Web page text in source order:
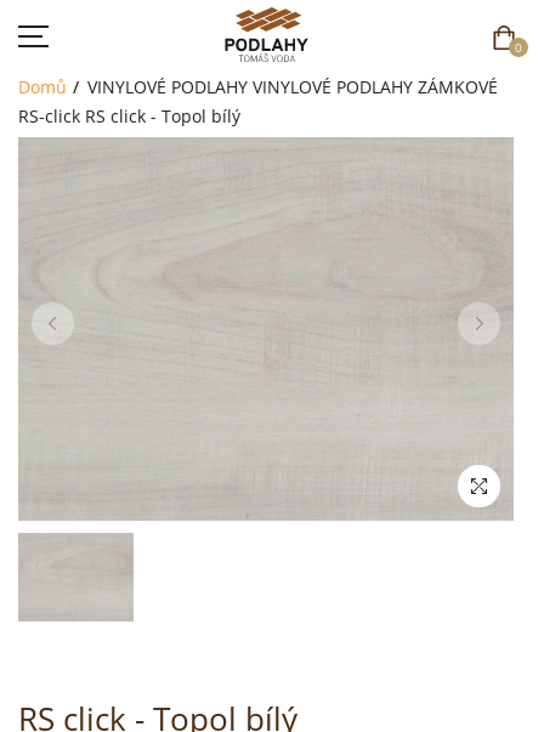
0
AKCE
KONTAKT
Domů VINYLOVÉ PODLAHY VINYLOVÉ PODLAHY ZÁMKOVÉ
RS-click RS click - Topol bílý
RS click - Topol bílý